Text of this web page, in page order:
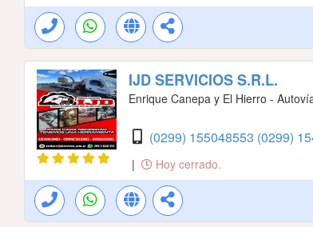
IJD SERVICIOS S.R.L.
Enrique Canepa y El Hierro -
(0299) 155048553 (0299)
| Hoy cerrado.